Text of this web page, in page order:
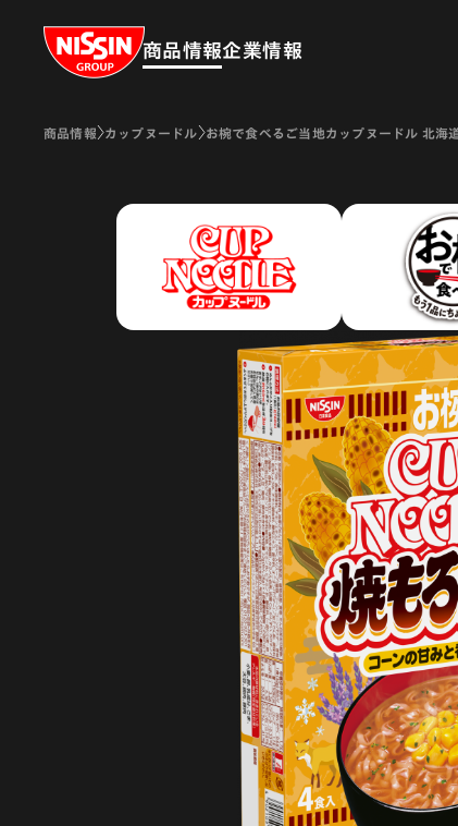
Nissin Group
商品情報企業情報
商品情報 カップヌードル お椀で食べるご当地カップヌードル 北海